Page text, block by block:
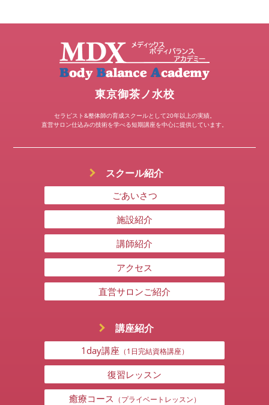
東京御茶ノ水校
セラピスト&整体師の育成スクールとして20年以上の実績。
直営サロン仕込みの技術を学べる短期講座を中心に提供しています。
スクール紹介
ごあいさつ
施設紹介
講師紹介
アクセス
直営サロンご紹介
講座紹介
1day講座 （1日完結資格講座）
復習レッスン
癒療コース （プライベートレッスン）